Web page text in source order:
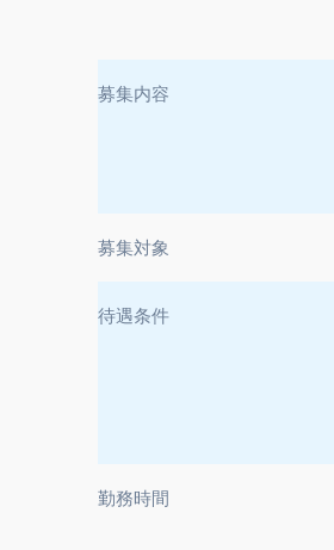
募集内容
募集対象
待遇条件
勤務時間